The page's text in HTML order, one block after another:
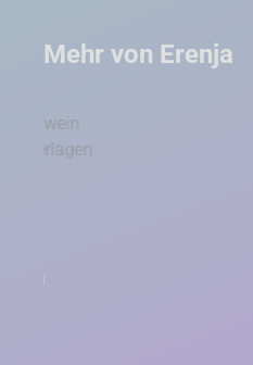
Mehr von Erenja